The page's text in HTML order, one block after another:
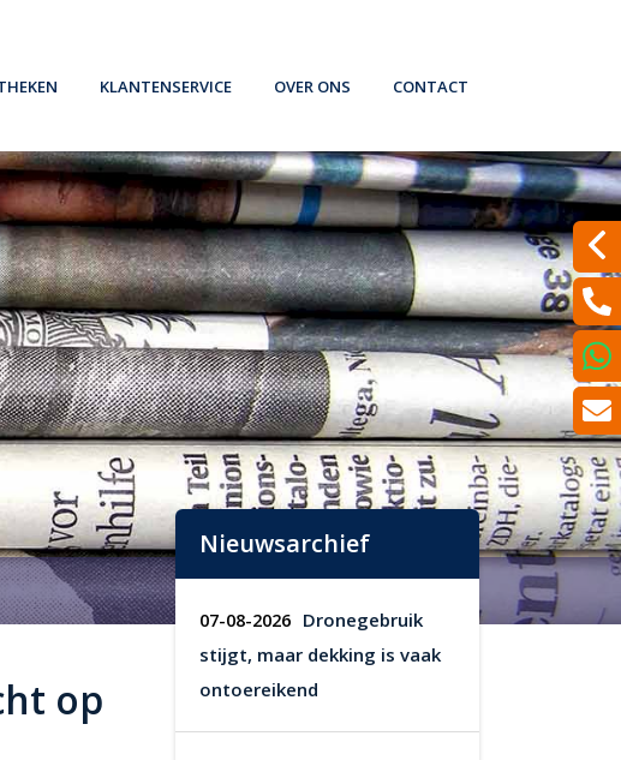
een hypotheek. Wat nu? (filmpje)
informatie en Tips
Klantenservice
Iets wijzigen?
Bepaal de dagwaarde van je auto
Schadeformulieren
Serviceformulieren
Werkgeversverklaring
Over ons
Wat doen wij?
Verzekeren
Spaardiensten
Pensioen
Hypotheekadvisering
Dát bedoelen we nou met ontzorgen
Contact
Laat een bericht achter
Even met ons Videobellen?
Een klacht melden?
op
Nieuwsarchief
07-08-2026 Dronegebruik
stijgt, maar dekking is vaak
ontoereikend